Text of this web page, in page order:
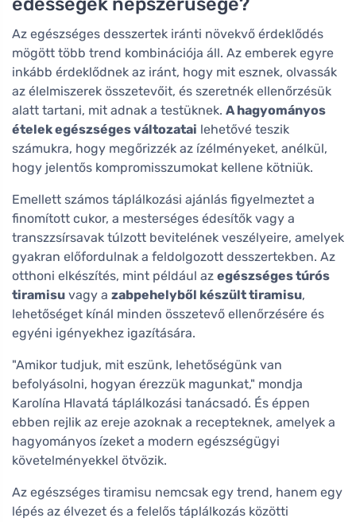
Az egészséges desszertek iránti növekvő érdeklődés
mögött több trend kombinációja áll. Az emberek egyre
inkább érdeklődnek az iránt, hogy mit esznek, olvassák
az élelmiszerek összetevőit, és szeretnék ellenőrzésük
alatt tartani, mit adnak a testüknek. A hagyományos
ételek egészséges változatai lehetővé teszik
számukra, hogy megőrizzék az ízélményeket, anélkül,
hogy jelentős kompromisszumokat kellene kötniük.
Emellett számos táplálkozási ajánlás figyelmeztet a
finomított cukor, a mesterséges édesítők vagy a
transzzsírsavak túlzott bevitelének veszélyeire, amelyek
gyakran előfordulnak a feldolgozott desszertekben. Az
otthoni elkészítés, mint például az egészséges túrós
tiramisu vagy a zabpehelyből készült tiramisu,
lehetőséget kínál minden összetevő ellenőrzésére és
egyéni igényekhez igazítására.
"Amikor tudjuk, mit eszünk, lehetőségünk van
befolyásolni, hogyan érezzük magunkat," mondja
Karolína Hlavatá táplálkozási tanácsadó. És éppen
ebben rejlik az ereje azoknak a recepteknek, amelyek a
hagyományos ízeket a modern egészségügyi
követelményekkel ötvözik.
Az egészséges tiramisu nemcsak egy trend, hanem egy
lépés az élvezet és a felelős táplálkozás közötti